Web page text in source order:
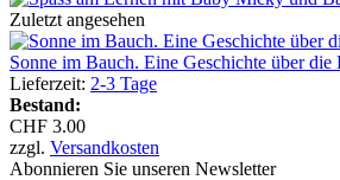
Zuletzt angesehen
Sonne im Bauch. Eine Geschichte über die
Lieferzeit: 2-3 Tage
Bestand:
CHF 3.00
zzgl. Versandkosten
Abonnieren Sie unseren Newsletter